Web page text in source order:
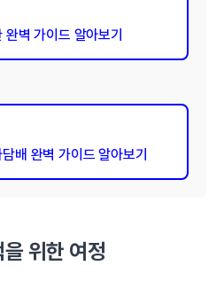
벽 가이드 알아보기
배 완벽 가이드 알아보기
위한 여정